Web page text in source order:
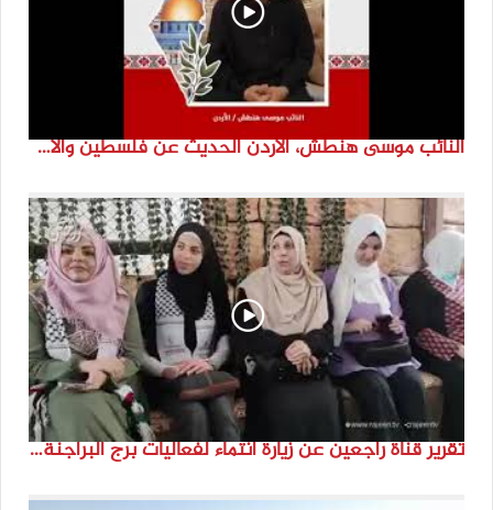
النائب موسى هنطش، الأردن الحديث عن فلسطين والاقصى هو عنصر تحدي من تحديات الأُمة في تاريخها الطويل. #انتماء2022
تقرير قناة راجعين عن زيارة انتماء لفعاليات برج البراجنة اعداد جنى شحرور